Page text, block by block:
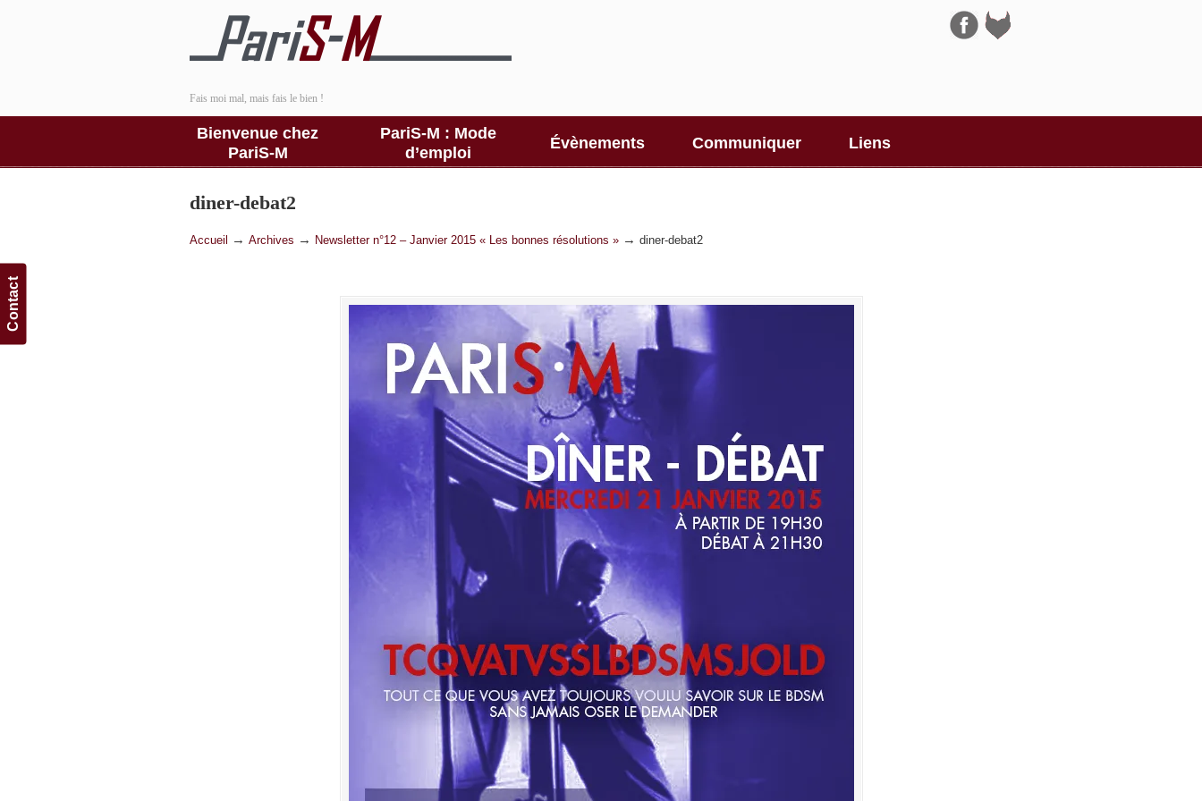
Contact
Fais moi mal, mais fais le bien !
Bienvenue chez
PariS-M
PariS-M : Mode
d’emploi
Évènements Communiquer Liens
Navigation
diner-debat2
Accueil → Archives → Newsletter n°12 – Janvier 2015 « Les bonnes résolutions » → diner-debat2